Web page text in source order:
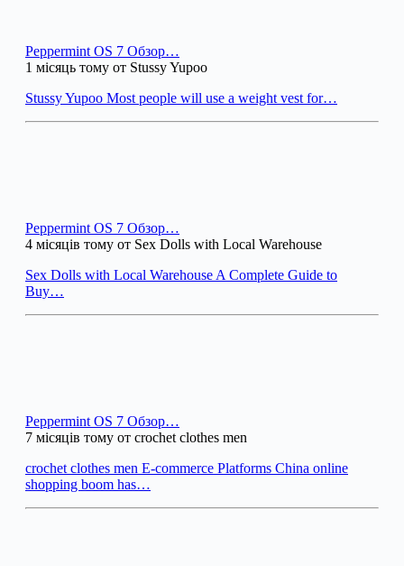
Peppermint OS 7 Обзор…
1 місяць тому от Stussy Yupoo
Stussy Yupoo Most people will use a weight vest for…
Peppermint OS 7 Обзор…
4 місяців тому от Sex Dolls with Local Warehouse
Sex Dolls with Local Warehouse A Complete Guide to
Buy…
Peppermint OS 7 Обзор…
7 місяців тому от crochet clothes men
crochet clothes men E-commerce Platforms China online
shopping boom has…